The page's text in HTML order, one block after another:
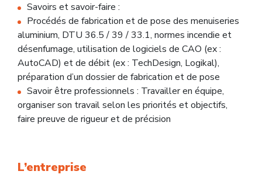
Savoirs et savoir-faire :
Procédés de fabrication et de pose des menuiseries
aluminium, DTU 36.5 / 39 / 33.1, normes incendie et
désenfumage, utilisation de logiciels de CAO (ex :
AutoCAD) et de débit (ex : TechDesign, Logikal),
préparation d’un dossier de fabrication et de pose
Savoir être professionnels : Travailler en équipe,
organiser son travail selon les priorités et objectifs,
faire preuve de rigueur et de précision
L’entreprise